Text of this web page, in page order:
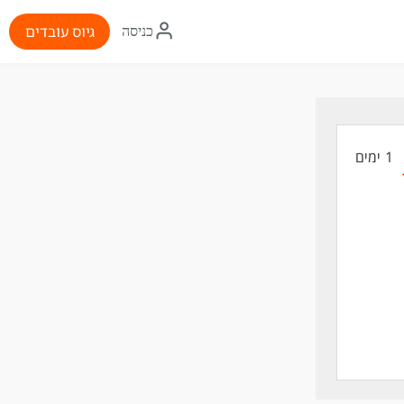
איקון
התחברות
כניסה גיוס עובדים
1 ימים